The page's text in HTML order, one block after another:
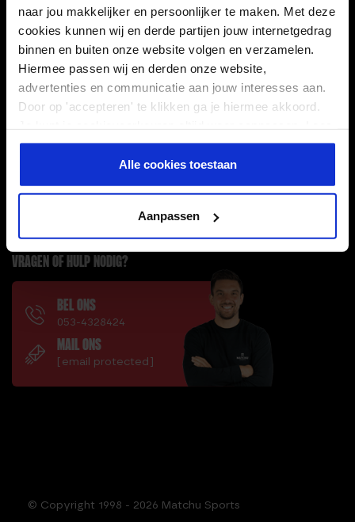
naar jou makkelijker en persoonlijker te maken. Met deze
cookies kunnen wij en derde partijen jouw internetgedrag
binnen en buiten onze website volgen en verzamelen.
Hiermee passen wij en derden onze website,
advertenties en communicatie aan jouw interesses aan.
Door op 'accepteren' te klikken ga je hiermee akkoord.
er meer over in onsprivacy beleid.
Alle cookies toestaan
Aanpassen
Linkedin Instagram
POPULAIRE BLOGS
VRAGEN OF HULP NODIG?
BEL ONS
053-4328424
MAIL ONS
[email protected]
© Copyright 1998 - 2026 Matchu Sports